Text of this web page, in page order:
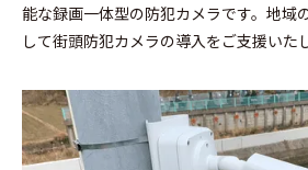
能な録画一体型の防犯カメラです。地域
して街頭防犯カメラの導入をご支援いた